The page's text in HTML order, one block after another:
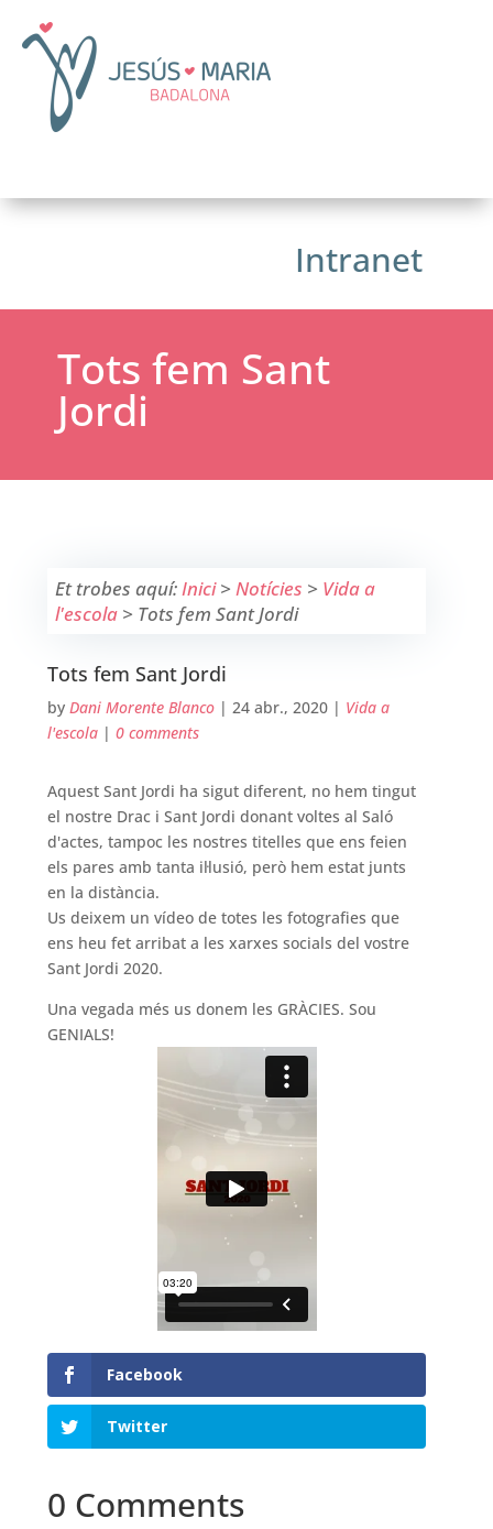
Intranet
Tots fem Sant
Jordi
Et trobes aquí:Inici> Notícies > Vida a
l'escola> Tots fem Sant Jordi
Tots fem Sant Jordi
by Dani Morente Blanco | 24 abr., 2020 | Vida a
l'escola | 0 comments
Aquest Sant Jordi ha sigut diferent, no hem tingut
el nostre Drac i Sant Jordi donant voltes al Saló
d'actes, tampoc les nostres titelles que ens feien
els pares amb tanta il·lusió, però hem estat junts
en la distància.
Us deixem un vídeo de totes les fotografies que
ens heu fet arribat a les xarxes socials del vostre
Sant Jordi 2020.
Una vegada més us donem les GRÀCIES. Sou
GENIALS!
Facebook
Twitter
0 Comments